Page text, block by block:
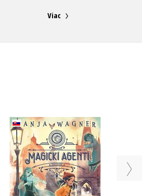
Viac
Magickí agenti 2: S
duchmi v Prahe
Anja Wagner